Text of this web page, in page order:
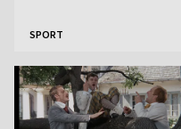
SPORT